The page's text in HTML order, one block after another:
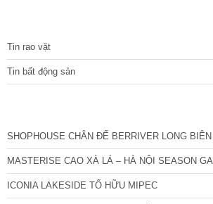
Tin rao vặt
Tin bất động sản
SHOPHOUSE CHÂN ĐẾ BERRIVER LONG BIÊN
MASTERISE CAO XÀ LÁ – HÀ NỘI SEASON
ICONIA LAKESIDE TỐ HỮU MIPEC